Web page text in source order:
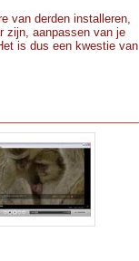
van derden installeren,
zijn, aanpassen van je
is dus een kwestie van